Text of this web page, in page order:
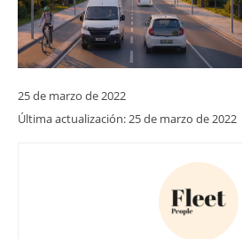
25 de marzo de 2022
Última actualización:25 de marzo de 2022